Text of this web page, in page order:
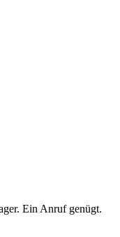
Ein Anruf genügt.